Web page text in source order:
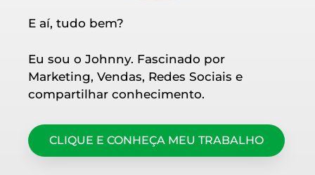
E aí, tudo bem?
Eu sou o Johnny. Fascinado por
Marketing, Vendas, Redes Sociais e
compartilhar conhecimento.
CLIQUE E CONHEÇA MEU TRABALHO